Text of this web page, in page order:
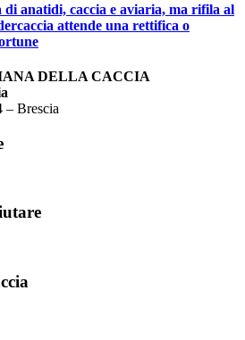
anatidi, caccia e aviaria, ma rifila al
attende una rettifica o
DELLA CACCIA
– Brescia